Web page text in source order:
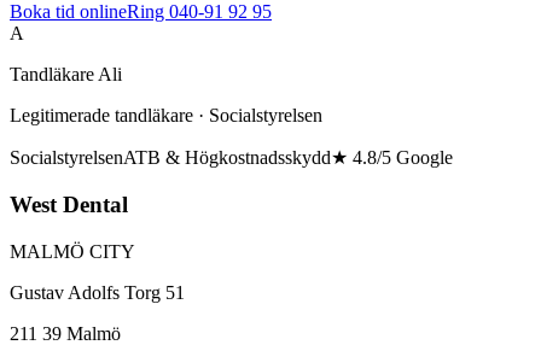
Boka tid onlineRing 040-91 92 95
A
Tandläkare Ali
Legitimerade tandläkare · Socialstyrelsen
SocialstyrelsenATB & Högkostnadsskydd★ 4.8/5 Google
West Dental
MALMÖ CITY
Gustav Adolfs Torg 51
211 39 Malmö